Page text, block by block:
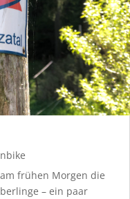
frühen Morgen die
– ein paar